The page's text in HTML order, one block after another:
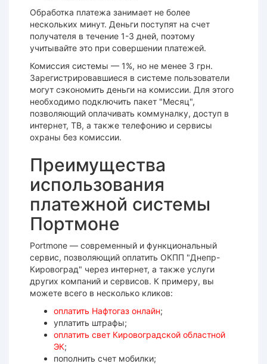
Обработка платежа занимает не более
нескольких минут. Деньги поступят на счет
получателя в течение 1-3 дней, поэтому
учитывайте это при совершении платежей.
Комиссия системы — 1%, но не менее 3 грн.
Зарегистрировавшиеся в системе пользователи
могут сэкономить деньги на комиссии. Для этого
необходимо подключить пакет "Месяц",
позволяющий оплачивать коммуналку, доступ в
интернет, ТВ, а также телефонию и сервисы
охраны без комиссии.
Преимущества
использования
платежной системы
Портмоне
Portmone — современный и функциональный
сервис, позволяющий оплатить ОКПП "Днепр-
Кировоград" через интернет, а также услуги
других компаний и сервисов. К примеру, вы
можете всего в несколько кликов:
оплатить Нафтогаз онлайн;
уплатить штрафы;
оплатить свет Кировоградской областной
ЭК;
пополнить счет мобилки;